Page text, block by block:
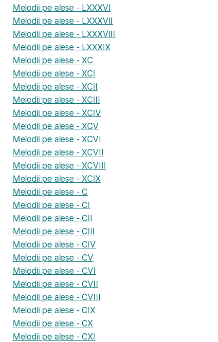
Melodii pe alese - LXXXVI
Melodii pe alese - LXXXVII
Melodii pe alese - LXXXVIII
Melodii pe alese - LXXXIX
Melodii pe alese - XC
Melodii pe alese - XCI
Melodii pe alese - XCII
Melodii pe alese - XCIII
Melodii pe alese - XCIV
Melodii pe alese - XCV
Melodii pe alese - XCVI
Melodii pe alese - XCVII
Melodii pe alese - XCVIII
Melodii pe alese - XCIX
Melodii pe alese - C
Melodii pe alese - CI
Melodii pe alese - CII
Melodii pe alese - CIII
Melodii pe alese - CIV
Melodii pe alese - CV
Melodii pe alese - CVI
Melodii pe alese - CVII
Melodii pe alese - CVIII
Melodii pe alese - CIX
Melodii pe alese - CX
Melodii pe alese - CXI